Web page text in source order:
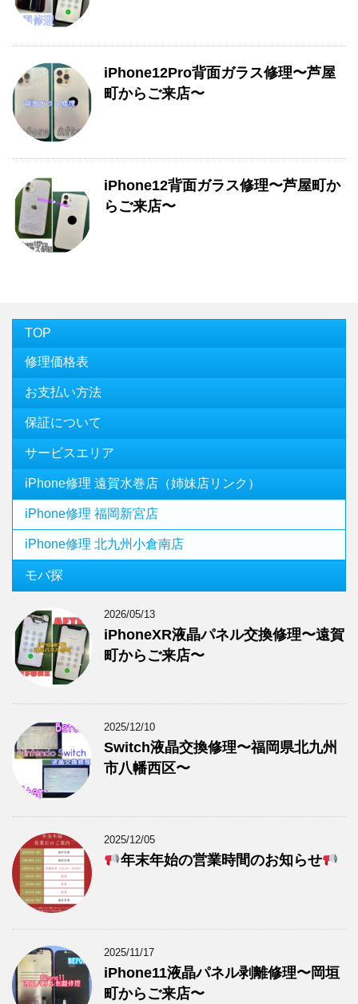
iPhone12Pro背面ガラス修理〜芦屋
町からご来店〜
iPhone12背面ガラス修理〜芦屋町か
らご来店〜
TOP
修理価格表
お支払い方法
保証について
サービスエリア
iPhone修理 遠賀水巻店（姉妹店リンク）
iPhone修理 福岡新宮店
iPhone修理 北九州小倉南店
モバ探
2026/05/13
iPhoneXR液晶パネル交換修理〜遠賀
町からご来店〜
2025/12/10
Switch液晶交換修理〜福岡県北九州
市八幡西区〜
2025/12/05
年末年始の営業時間のお知らせ
2025/11/17
iPhone11液晶パネル剥離修理〜岡垣
町からご来店〜